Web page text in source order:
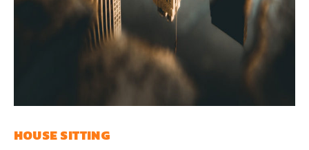
HOUSE SITTING